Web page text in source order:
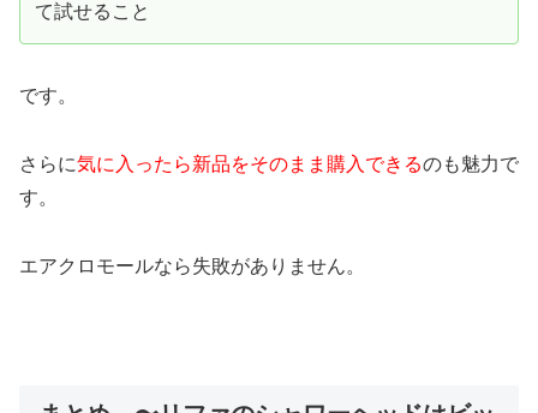
て試せること
です。
さらに気に入ったら新品をそのまま購入できるのも魅力で
す。
エアクロモールなら失敗がありません。